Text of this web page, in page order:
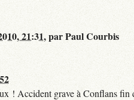
21:31,parPaul Courbis
! Accident grave à Conflans